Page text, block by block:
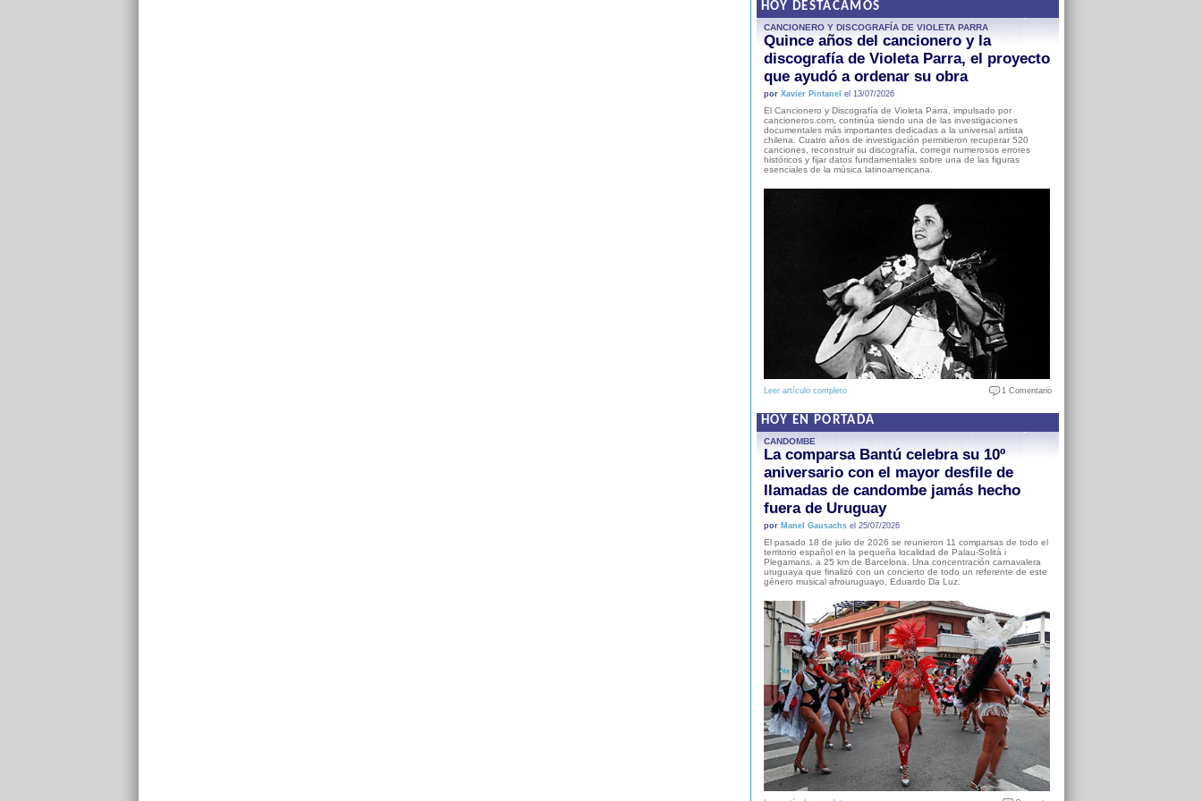
HOY DESTACAMOS
CANCIONERO Y DISCOGRAFÍA DE VIOLETA PARRA
Quince años del cancionero y la
discografía de Violeta Parra, el proyecto
que ayudó a ordenar su obra
por Xavier Pintanel el 13/07/2026
El Cancionero y Discografía de Violeta Parra, impulsado por
cancioneros.com, continúa siendo una de las investigaciones
documentales más importantes dedicadas a la universal artista
chilena. Cuatro años de investigación permitieron recuperar 520
canciones, reconstruir su discografía, corregir numerosos errores
históricos y fijar datos fundamentales sobre una de las figuras
esenciales de la música latinoamericana.
Leer artículo completo 1 Comentario
HOY EN PORTADA
CANDOMBE
La comparsa Bantú celebra su 10º
aniversario con el mayor desfile de
llamadas de candombe jamás hecho
fuera de Uruguay
por Manel Gausachsel 25/07/2026
El pasado 18 de julio de 2026 se reunieron 11 comparsas de todo el
territorio español en la pequeña localidad de Palau-Solità i
Plegamans, a 25 km de Barcelona. Una concentración carnavalera
uruguaya que finalizó con un concierto de todo un referente de este
género musical afrouruguayo, Eduardo Da Luz.